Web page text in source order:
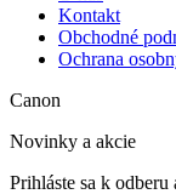
Kontakt
Obchodné
Ochrana
Canon
Novinky a akcie
Prihláste sa k